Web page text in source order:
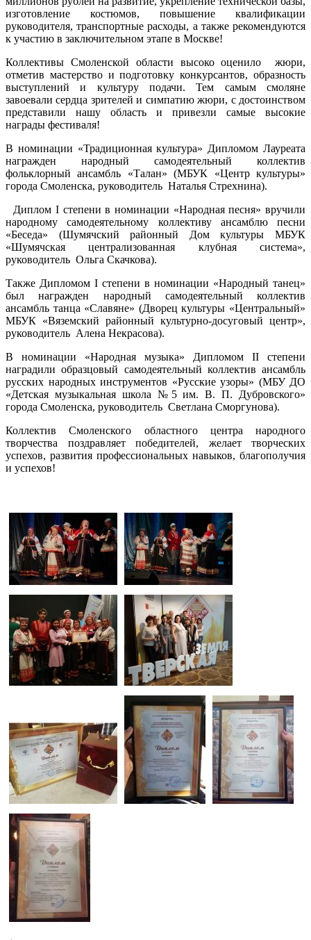
изготовление костюмов, повышение квалификации
руководителя, транспортные расходы, а также рекомендуются
к участию в заключительном этапе в Москве!
Коллективы Смоленской области высоко оценило жюри,
отметив мастерство и подготовку конкурсантов, образность
выступлений и культуру подачи. Тем самым смоляне
завоевали сердца зрителей и симпатию жюри, с достоинством
представили нашу область и привезли самые высокие
награды фестиваля!
В номинации «Традиционная культура» Дипломом Лауреата
награжден народный самодеятельный коллектив
фольклорный ансамбль «Талан» (МБУК «Центр культуры»
города Смоленска, руководитель Наталья Стрехнина).
Диплом I степени в номинации «Народная песня» вручили
народному самодеятельному коллективу ансамблю песни
«Беседа» (Шумячский районный Дом культуры МБУК
«Шумячская централизованная клубная система»,
руководитель Ольга Скачкова).
Также Дипломом I степени в номинации «Народный танец»
был награжден народный самодеятельный коллектив
ансамбль танца «Славяне» (Дворец культуры «Центральный»
МБУК «Вяземский районный культурно-досуговый центр»,
руководитель Алена Некрасова).
В номинации «Народная музыка» Дипломом II степени
наградили образцовый самодеятельный коллектив ансамбль
русских народных инструментов «Русские узоры» (МБУ ДО
«Детская музыкальная школа №5 им. В. П. Дубровского»
города Смоленска, руководитель Светлана Сморгунова).
Коллектив Смоленского областного центра народного
творчества поздравляет победителей, желает творческих
успехов, развития профессиональных навыков, благополучия
и успехов!